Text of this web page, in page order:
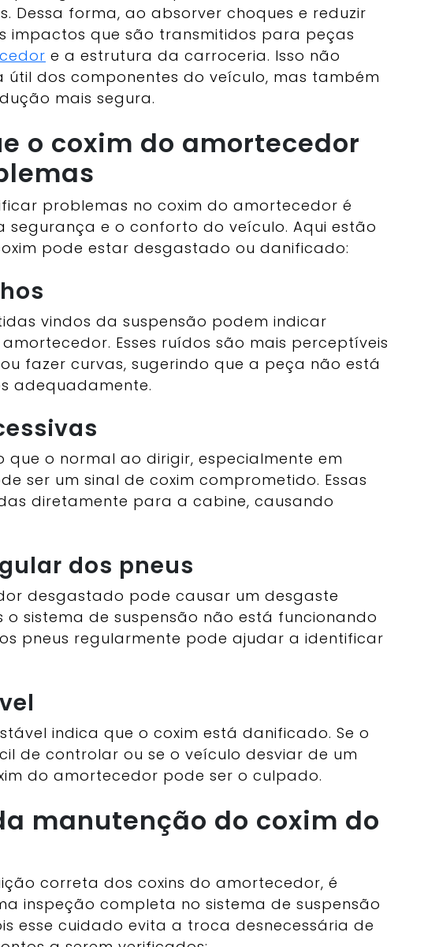
Dessa forma, ao absorver choques e reduzir
impactos que são transmitidos para peças
e a estrutura da carroceria. Isso não
dos componentes do veículo, mas também
mais segura.
o coxim do amortecedor
problemas no coxim do amortecedor é
segurança e o conforto do veículo. Aqui estão
pode estar desgastado ou danificado:
vindos da suspensão podem indicar
Esses ruídos são mais perceptíveis
fazer curvas, sugerindo que a peça não está
adequadamente.
que o normal ao dirigir, especialmente em
ser um sinal de coxim comprometido. Essas
diretamente para a cabine, causando
dos pneus
desgastado pode causar um desgaste
o sistema de suspensão não está funcionando
pneus regularmente pode ajudar a identificar
indica que o coxim está danificado. Se o
de controlar ou se o veículo desviar de um
do amortecedor pode ser o culpado.
manutenção do coxim do
correta dos coxins do amortecedor, é
inspeção completa no sistema de suspensão
esse cuidado evita a troca desnecessária de